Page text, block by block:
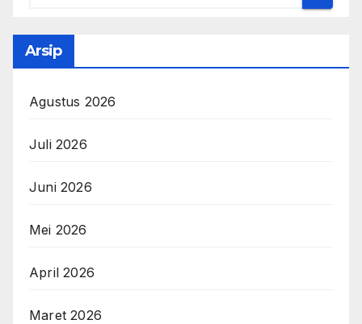
Arsip
Agustus 2026
Juli 2026
Juni 2026
Mei 2026
April 2026
Maret 2026